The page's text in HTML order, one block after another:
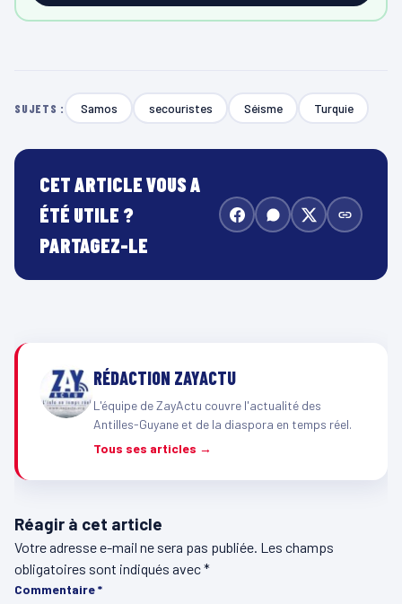
SUJETS : Samos secouristes Séisme Turquie
CET ARTICLE VOUS A
ÉTÉ UTILE ?
PARTAGEZ-LE
RÉDACTION ZAYACTU
L'équipe de ZayActu couvre l'actualité des
Antilles-Guyane et de la diaspora en temps réel.
Tous ses articles →
Réagir à cet article
Votre adresse e-mail ne sera pas publiée. Les champs
obligatoires sont indiqués avec*
Commentaire*